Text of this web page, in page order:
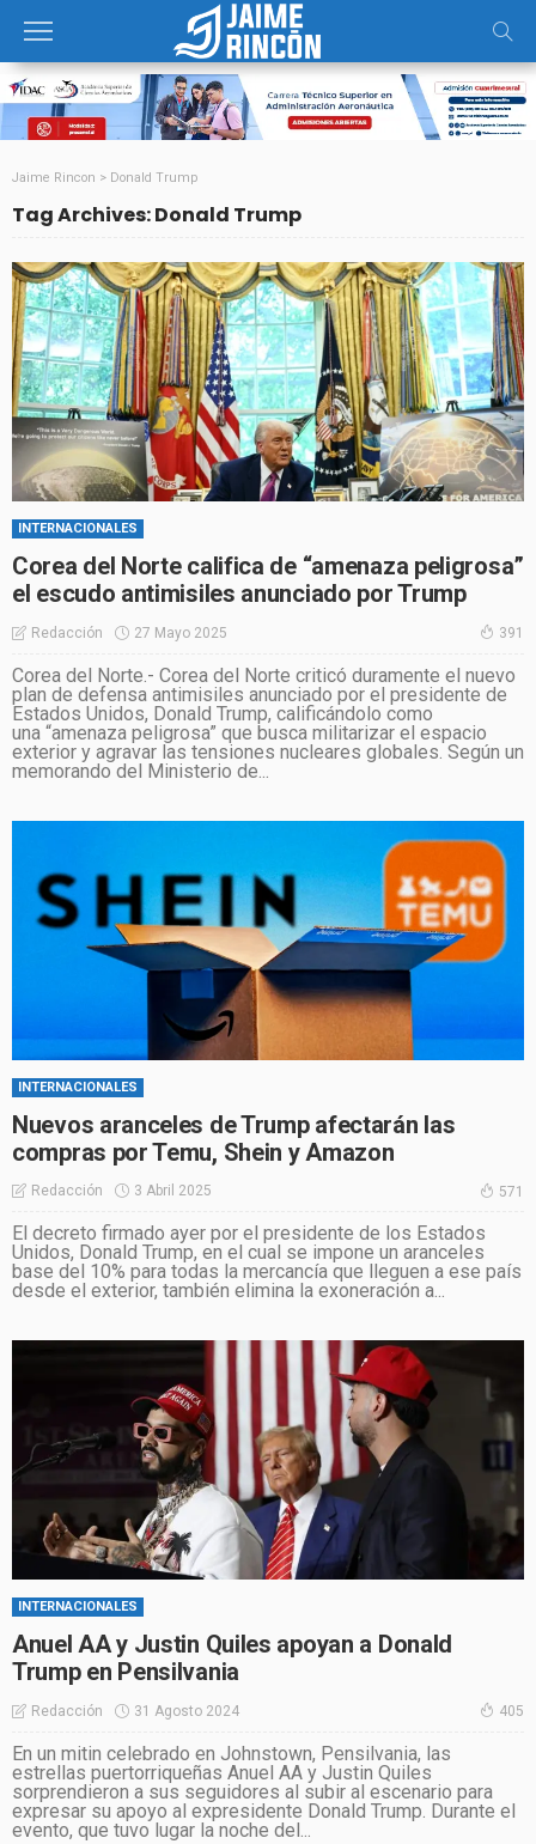
Jaime Rincon > Donald Trump
Tag Archives: Donald Trump
INTERNACIONALES
Corea del Norte califica de “amenaza peligrosa”
el escudo antimisiles anunciado por Trump
Redacción 27 Mayo 2025 391
Corea del Norte.- Corea del Norte criticó duramente el nuevo
plan de defensa antimisiles anunciado por el presidente de
Estados Unidos, Donald Trump, calificándolo como
una “amenaza peligrosa” que busca militarizar el espacio
exterior y agravar las tensiones nucleares globales. Según un
memorando del Ministerio de...
INTERNACIONALES
Nuevos aranceles de Trump afectarán las
compras por Temu, Shein y Amazon
Redacción 3 Abril 2025 571
El decreto firmado ayer por el presidente de los Estados
Unidos, Donald Trump, en el cual se impone un aranceles
base del 10% para todas la mercancía que lleguen a ese país
desde el exterior, también elimina la exoneración a...
INTERNACIONALES
Anuel AA y Justin Quiles apoyan a Donald
Trump en Pensilvania
Redacción 31 Agosto 2024 405
En un mitin celebrado en Johnstown, Pensilvania, las
estrellas puertorriqueñas Anuel AA y Justin Quiles
sorprendieron a sus seguidores al subir al escenario para
expresar su apoyo al expresidente Donald Trump. Durante el
evento, que tuvo lugar la noche del...